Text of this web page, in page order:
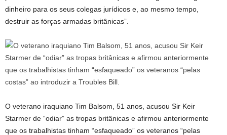
dinheiro para os seus colegas jurídicos e, ao mesmo tempo,
destruir as forças armadas britânicas”.
O veterano iraquiano Tim Balsom, 51 anos, acusou Sir Keir
Starmer de “odiar” as tropas britânicas e afirmou anteriormente
que os trabalhistas tinham “esfaqueado” os veteranos “pelas